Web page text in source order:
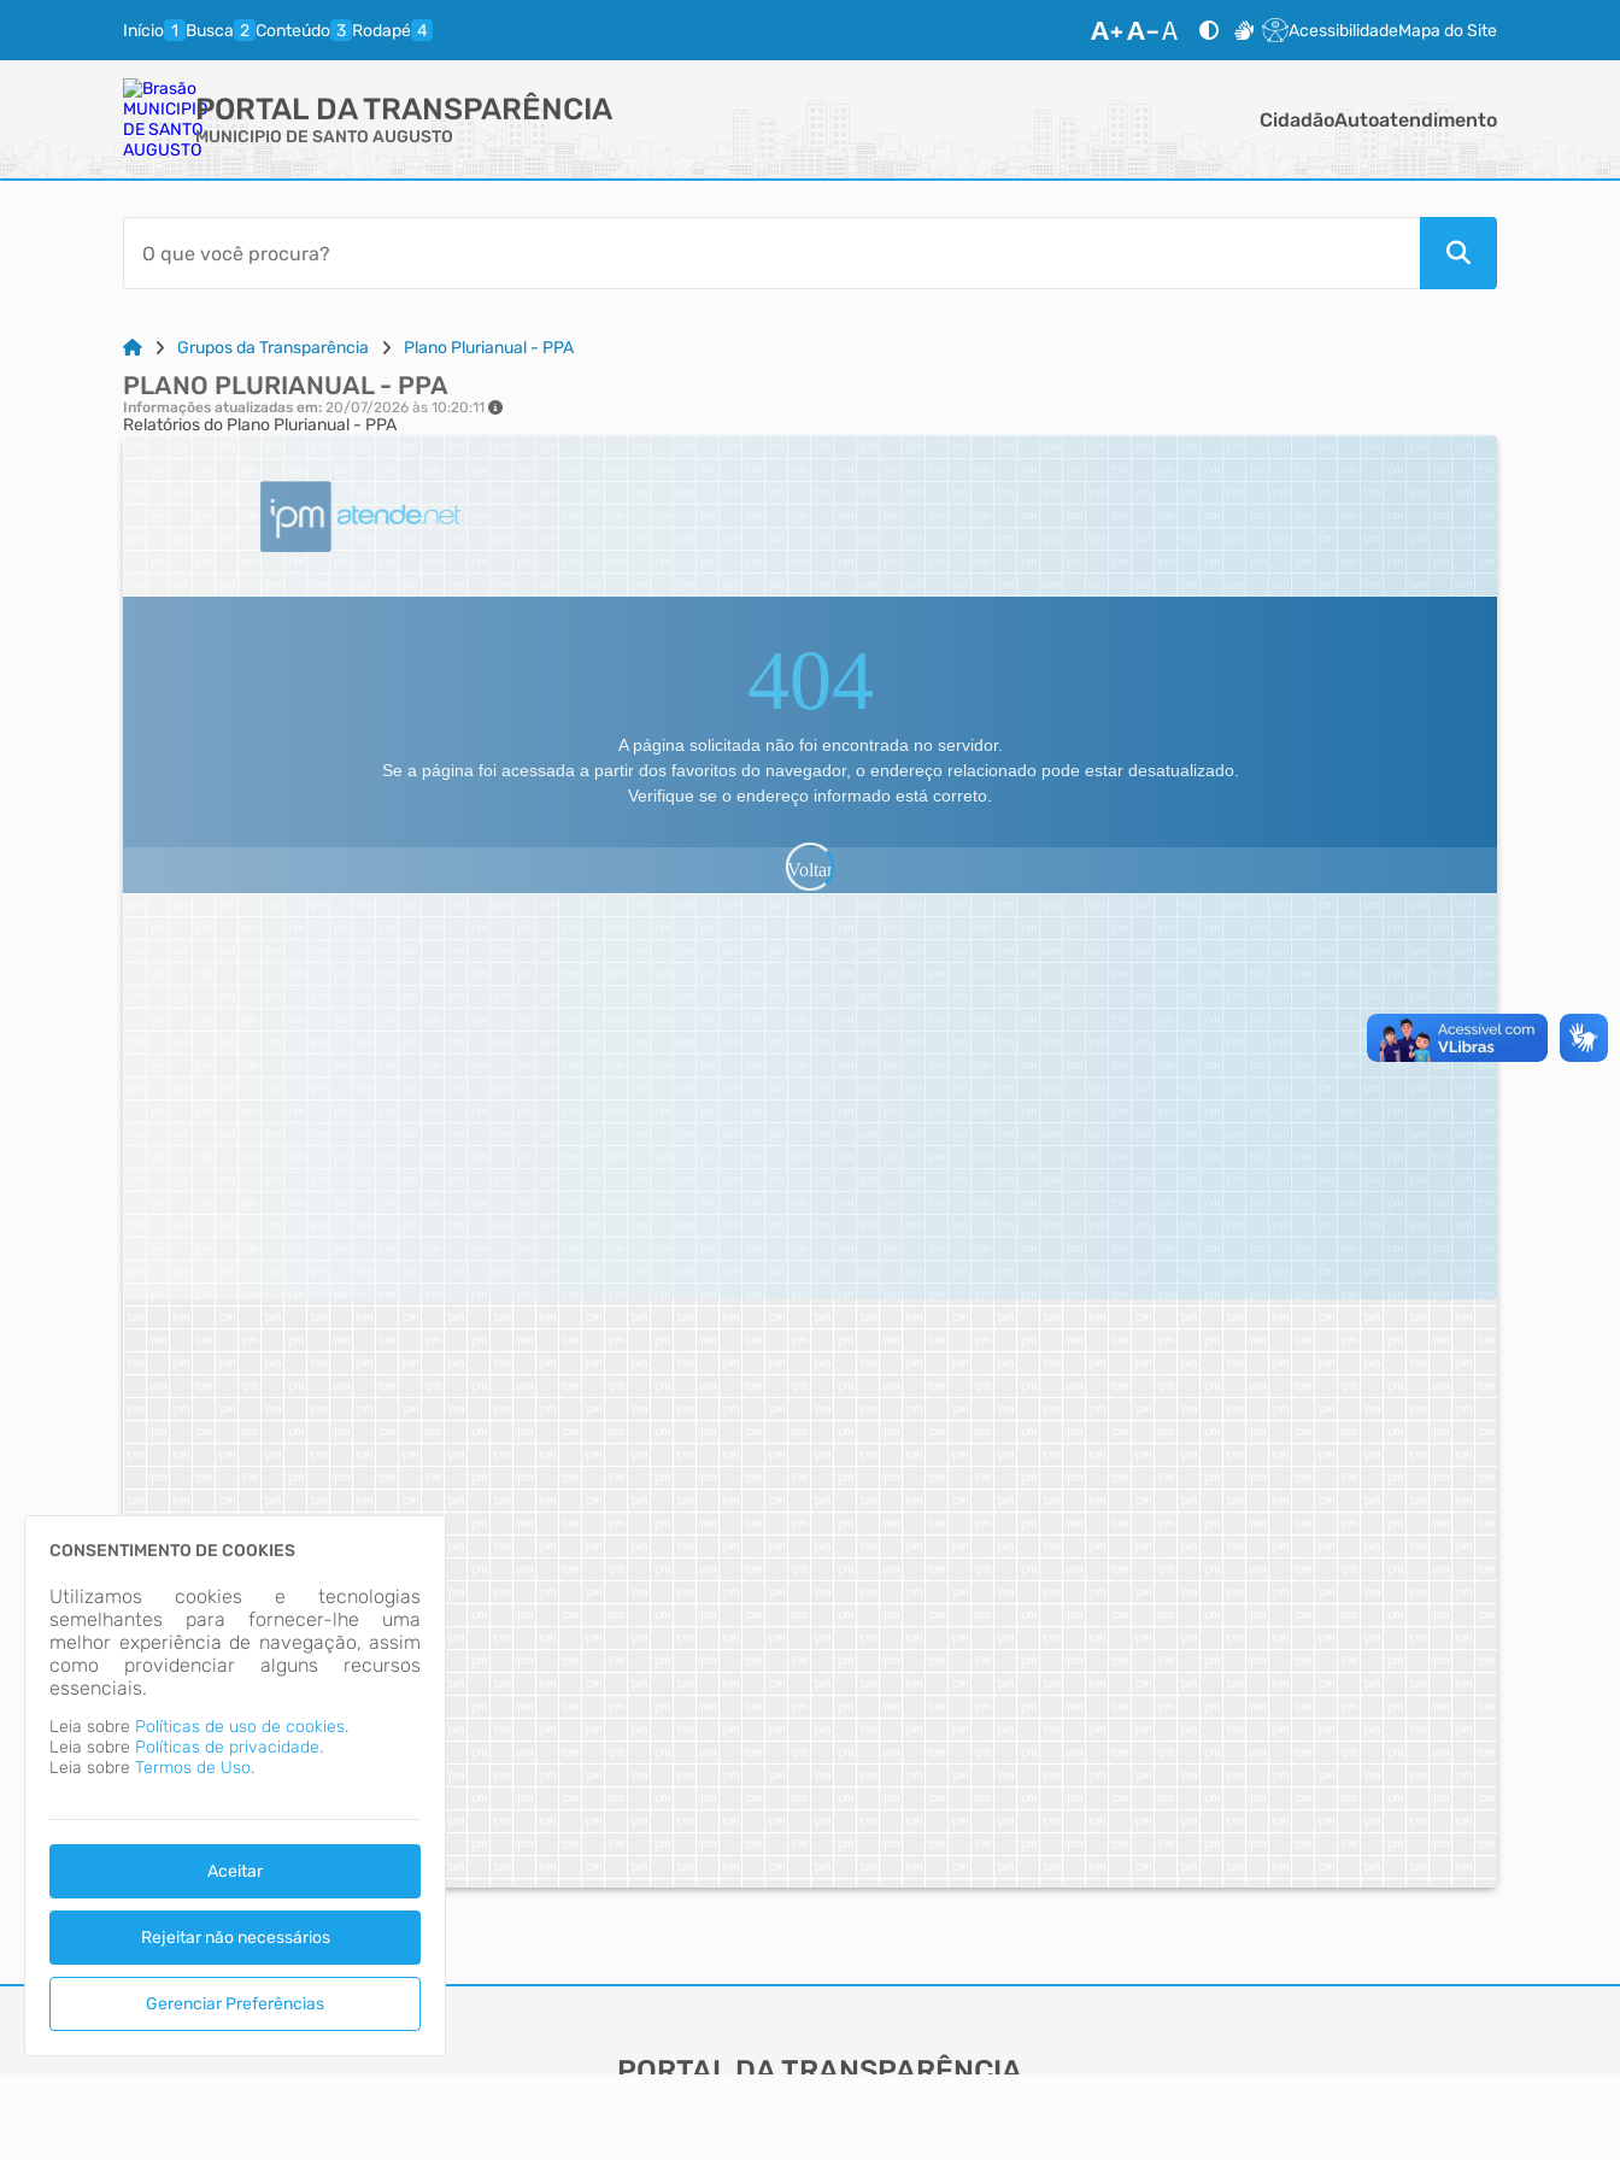
Início Busca Conteúdo Rodapé AcessibilidadeMapa do Site
PORTAL DA TRANSPARÊNCIA
MUNICIPIO DE SANTO AUGUSTO
CidadãoAutoatendimento
Grupos da Transparência Plano Plurianual - PPA
PLANO PLURIANUAL - PPA
Informações atualizadas em: 20/07/2026 às 10:20:11
Relatórios do Plano Plurianual - PPA
CONSENTIMENTO DE COOKIES
Utilizamos cookies e tecnologias
semelhantes para fornecer-lhe uma
melhor experiência de navegação, assim
como providenciar alguns recursos
essenciais.
Leia sobre Políticas de uso de cookies.
Leia sobre Políticas de privacidade.
Leia sobre Termos de Uso.
Aceitar
Rejeitar não necessários
Gerenciar Preferências
PORTAL DA TRANSPARÊNCIA